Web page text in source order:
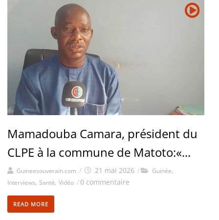
Mamadouba Camara, président du
CLPE à la commune de Matoto:«...
Guineesouverain.com / 21 mai 2026 / Guinée,
Interviews, Santé, Vidéo /0 commentaire
READ MORE